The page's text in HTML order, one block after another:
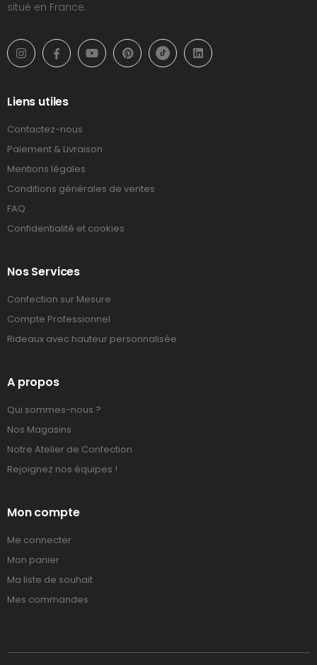
situé en France.
Liens utiles
Contactez-nous
Paiement & Livraison
Mentions légales
Conditions générales de ventes
FAQ
Confidentialité et cookies
Nos Services
Confection sur Mesure
Compte Professionnel
Rideaux avec hauteur personnalisée
A propos
Qui sommes-nous ?
Nos Magasins
Notre Atelier de Confection
Rejoignez nos équipes !
Mon compte
Me connecter
Mon panier
Ma liste de souhait
Mes commandes